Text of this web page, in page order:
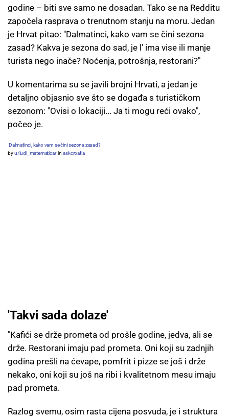
godine – biti sve samo ne dosadan. Tako se na Redditu
započela rasprava o trenutnom stanju na moru. Jedan
je Hrvat pitao: "Dalmatinci, kako vam se čini sezona
zasad? Kakva je sezona do sad, je l' ima vise ili manje
turista nego inače? Noćenja, potrošnja, restorani?"
U komentarima su se javili brojni Hrvati, a jedan je
detaljno objasnio sve što se događa s turističkom
sezonom: "Ovisi o lokaciji... Ja ti mogu reći ovako",
počeo je.
Dalmatinci, kako vam se čini sezona zasad?
byu/ludi_matematicar in askcroatia
'Takvi sada dolaze'
"Kafići se drže prometa od prošle godine, jedva, ali se
drže. Restorani imaju pad prometa. Oni koji su zadnjih
godina prešli na ćevape, pomfrit i pizze se još i drže
nekako, oni koji su još na ribi i kvalitetnom mesu imaju
pad prometa.
Razlog svemu, osim rasta cijena posvuda, je i struktura